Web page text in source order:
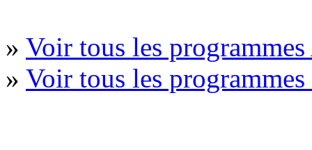
» Voir tous les
» Voir tous les